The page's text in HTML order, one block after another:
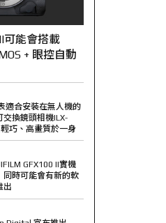
可能會搭載
+ 眼控自動
適合安裝在無人機的
交換鏡頭相機ILX-
巧、高畫質於一身
GFX100 II實機
同時可能會有新的軟
出